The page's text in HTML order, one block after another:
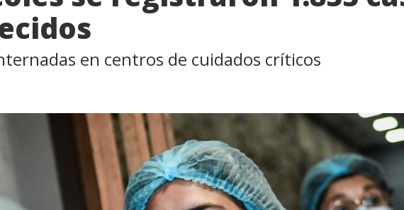
en centros de cuidados críticos